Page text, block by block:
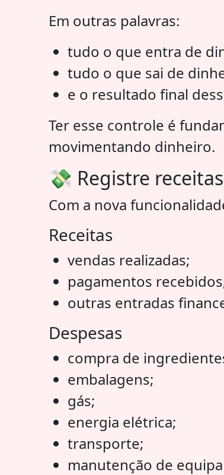
Em outras palavras:
tudo o que entra de
tudo o que sai de
e o resultado final
Ter esse controle é
movimentando dinheiro.
💸 Registre
Com a nova
Receitas
vendas realizadas;
pagamentos
outras entradas
Despesas
compra de
embalagens;
gás;
energia elétrica;
transporte;
manutenção de